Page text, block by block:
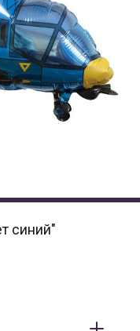
синий"